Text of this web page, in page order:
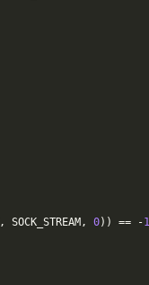
, SOCK_STREAM , 0) ) == -1